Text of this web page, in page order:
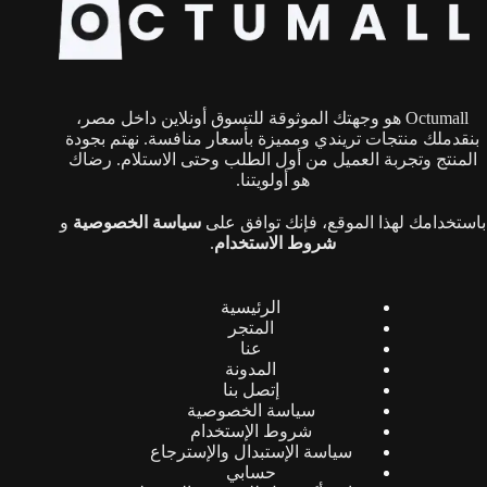
يمكن
اختيار
المنتج
Octumall هو وجهتك الموثوقة للتسوق أونلاين داخل مصر،
بنقدملك منتجات تريندي ومميزة بأسعار منافسة. نهتم بجودة
المنتج وتجربة العميل من أول الطلب وحتى الاستلام. رضاك
هو أولويتنا.
باستخدامك لهذا الموقع، فإنك توافق علىسياسة الخصوصية و
شروط الاستخدام.
الرئيسية
المتجر
عنا
المدونة
إتصل بنا
سياسة الخصوصية
شروط الإستخدام
سياسة الإستبدال والإسترجاع
حسابي